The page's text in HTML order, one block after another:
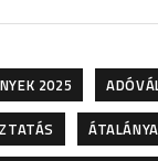
2025